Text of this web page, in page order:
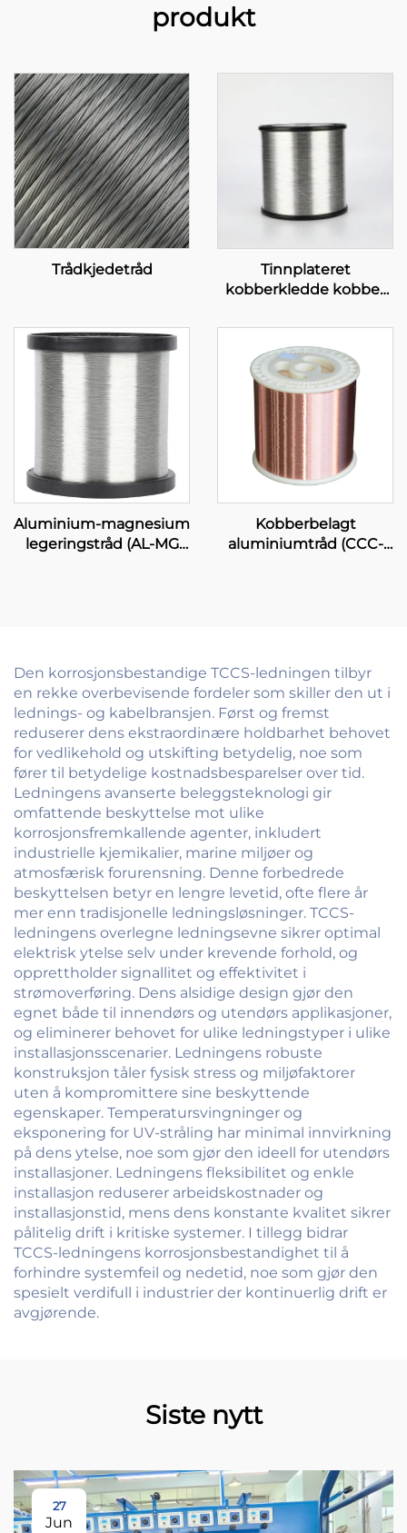
produkt
Trådkjedetråd
Tinnplateret
kobberkledde kobber
Aluminium-magnesium
legeringstråd (AL-MG
Kobberbelagt
aluminiumtråd (CCC-
Den korrosjonsbestandige TCCS-ledningen tilbyr
en rekke overbevisende fordeler som skiller den ut i
lednings- og kabelbransjen. Først og fremst
reduserer dens ekstraordinære holdbarhet behovet
for vedlikehold og utskifting betydelig, noe som
fører til betydelige kostnadsbesparelser over tid.
Ledningens avanserte beleggsteknologi gir
omfattende beskyttelse mot ulike
korrosjonsfremkallende agenter, inkludert
industrielle kjemikalier, marine miljøer og
atmosfærisk forurensning. Denne forbedrede
beskyttelsen betyr en lengre levetid, ofte flere år
mer enn tradisjonelle ledningsløsninger. TCCS-
ledningens overlegne ledningsevne sikrer optimal
elektrisk ytelse selv under krevende forhold, og
opprettholder signallitet og effektivitet i
strømoverføring. Dens alsidige design gjør den
egnet både til innendørs og utendørs applikasjoner,
og eliminerer behovet for ulike ledningstyper i ulike
installasjonsscenarier. Ledningens robuste
konstruksjon tåler fysisk stress og miljøfaktorer
uten å kompromittere sine beskyttende
egenskaper. Temperatursvingninger og
eksponering for UV-stråling har minimal innvirkning
på dens ytelse, noe som gjør den ideell for utendørs
installasjoner. Ledningens fleksibilitet og enkle
installasjon reduserer arbeidskostnader og
installasjonstid, mens dens konstante kvalitet sikrer
pålitelig drift i kritiske systemer. I tillegg bidrar
TCCS-ledningens korrosjonsbestandighet til å
forhindre systemfeil og nedetid, noe som gjør den
spesielt verdifull i industrier der kontinuerlig drift er
avgjørende.
Siste nytt
27
Jun